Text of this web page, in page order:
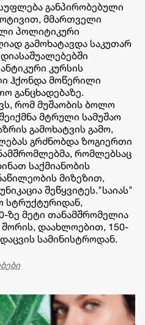
განპირობებული
მმართველი
პოლიტიკური
გამოხატავდა საკუთარ
კურსის
ჰქონდა მოწერილი
განცხადებაზე.
რომ მუშაობის ბოლო
მტრული სამუშაო
გამოხატვის გამო,
გრძნობდა ზოგიერთი
რომლებსაც
საქმიანობის
მიზეზით,
შეწყვიტეს."საიას"
სტრუქტურიდან,
ზე მეტი თანამშრომელია
დაახლოებით, 150-
სამინისტროდან.